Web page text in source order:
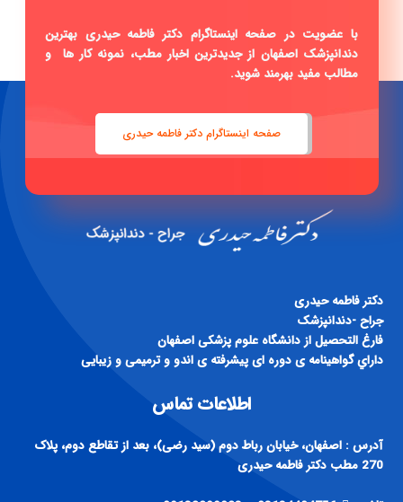
با عضویت در صفحه اینستاگرام دکتر فاطمه حیدری بهترین
دندانپزشک اصفهان از جدیدترین اخبار مطب، نمونه کار ها و
مطالب مفید بهرمند شوید.
صفحه اینستاگرام دکتر فاطمه حیدری
دكتر فاطمه حيدری
جراح -دندانپزشک
فارغ التحصيل از دانشگاه علوم پزشكی اصفهان
داراي گواهينامه ی دوره ای پيشرفته ی اندو و ترميمی و زيبايی
اطلاعات تماس
آدرس : اصفهان، خیابان رباط دوم (سید رضی)، بعد از تقاطع دوم، پلاک
270 مطب دکتر فاطمه حیدری